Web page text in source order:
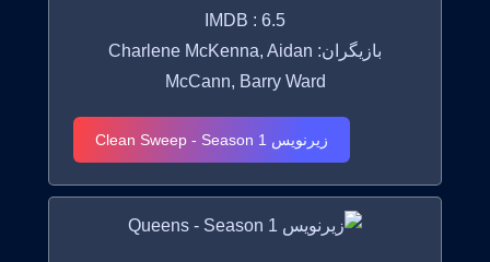
IMDB : 6.5
بازیگران: Charlene McKenna, Aidan
McCann, Barry Ward
زیرنویس Clean Sweep - Season 1